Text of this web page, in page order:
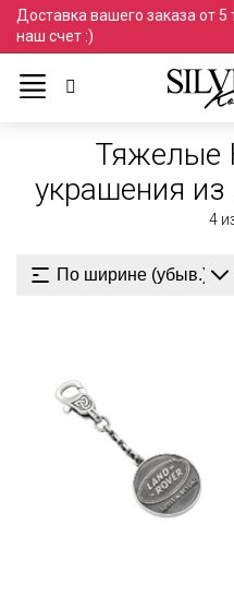
Доставка вашего заказа от
наш счет :)
Ювелирные украшения
Тяжелые
украшения
4